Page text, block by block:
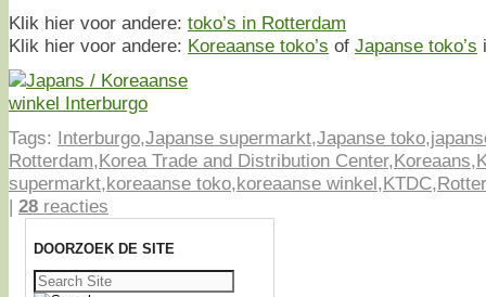
Klik hier voor andere: toko’s in Rotterdam
Klik hier voor andere: Koreaanse toko’s of Japanse toko’s
Tags: Interburgo,Japanse supermarkt,Japanse toko,
Rotterdam,Korea Trade and Distribution Center,Koreaans,
supermarkt,koreaanse toko,koreaanse winkel,KTDC,
| 28 reacties
DOORZOEK DE SITE
Zoeken
naar: